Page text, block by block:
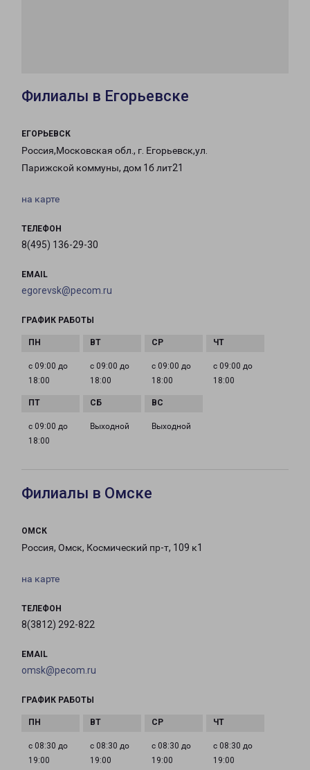
Филиалы в Егорьевске
ЕГОРЬЕВСК
Россия,Московская обл., г. Егорьевск,ул.
Парижской коммуны, дом 1б лит21
на карте
ТЕЛЕФОН
8(495) 136-29-30
EMAIL
egorevsk@pecom.ru
ГРАФИК РАБОТЫ
с 09:00 до
18:00
с 09:00 до
18:00
с 09:00 до
18:00
с 09:00 до
18:00
с 09:00 до
18:00
Выходной Выходной
Филиалы в Омске
ОМСК
Россия, Омск, Космический пр-т, 109 к1
на карте
ТЕЛЕФОН
8(3812) 292-822
EMAIL
omsk@pecom.ru
ГРАФИК РАБОТЫ
с 08:30 до
19:00
с 08:30 до
19:00
с 08:30 до
19:00
с 08:30 до
19:00